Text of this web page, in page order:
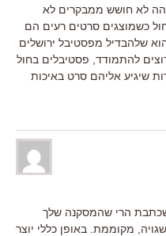
לא חושש ממבקרים לא
כשמוצגים סרטים רעים הם
שלהבדיל מפסטיבל ירושלים
להתמודד, פסטיבלים בחול
שיגיע אליהם סרט באיכות
הרי שהמסקנה שלך
מקוממת. באופן כללי יוצר